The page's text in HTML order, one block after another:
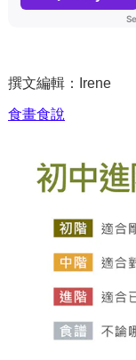
撰文編輯：Irene
食畫食說